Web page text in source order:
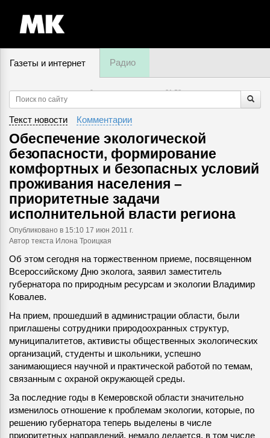
Газеты и интернет Радио
9 августа, воскресенье,21:58
Текст новости Комментарии
Обеспечение экологической
безопасности, формирование
комфортных и безопасных условий
проживания населения –
приоритетные задачи
исполнительной власти региона
Опубликовано в 15:10 17 июн 2011 г.
Автор текста Илона Троицкая
Об этом сегодня на торжественном приеме, посвященном
Всероссийскому Дню эколога, заявил заместитель
губернатора по природным ресурсам и экологии Владимир
Ковалев.
На прием, прошедший в администрации области, были
приглашены сотрудники природоохранных структур,
муниципалитетов, активисты общественных экологических
организаций, студенты и школьники, успешно
занимающиеся научной и практической работой по темам,
связанным с охраной окружающей среды.
За последние годы в Кемеровской области значительно
изменилось отношение к проблемам экологии, которые, по
решению губернатора теперь выделены в числе
приоритетных направлений, немало делается, в том числе